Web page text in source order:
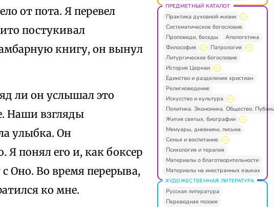
от пота. Я перевел
постукивал
книгу, он вынул
ли он услышал это
Наши взгляды
улыбка. Он
Я понял его и, как боксер
с Оно. Во время перерыва,
ко мне.
ПРЕДМЕТНЫЙ КАТАЛОГ
Практика духовной жизни
Систематическое богословие
Проповеди, беседы
Апологетика
Философия
Патрология
Литургическое богословие
История Церкви
Единство и разделения христиан
Религиоведение
Искусство и культура
Политика. Экономика. Общество.
Жития святых, биографии
Мемуары, дневники, письма
Семья и воспитание
Психология и терапия
Материалы о благотворительности
Материалы на иностранных языках
ХУДОЖЕСТВЕННАЯ ЛИТЕРАТУРА
Русская литература
Переводная поэзия